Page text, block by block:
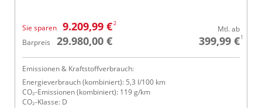
Sie sparen 9.209,99 €2
Barpreis 29.980,00 €
Mtl. ab
399,99 €1
Emissionen & Kraftstoffverbrauch:
Energieverbrauch (kombiniert): 5,3 l/100 km
CO₂-Emissionen (kombiniert): 119 g/km
CO₂-Klasse: D